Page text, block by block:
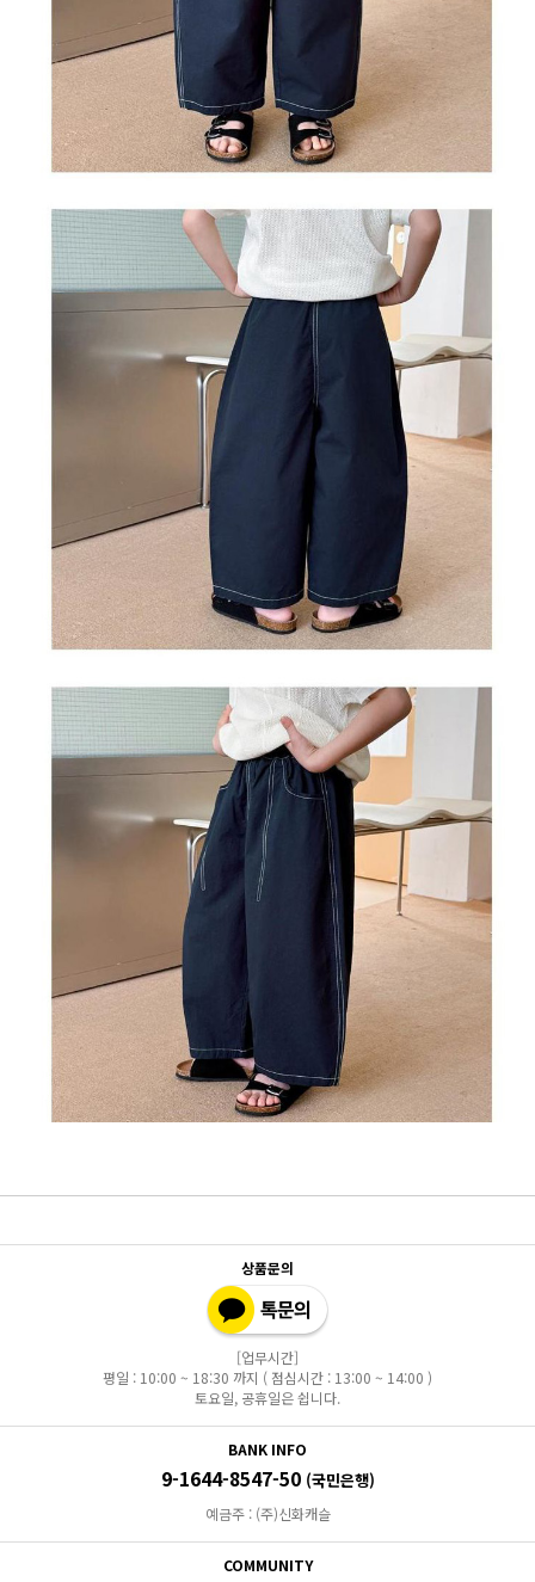
상품문의
[업무시간]
평일 : 10:00 ~ 18:30 까지 ( 점심시간 : 13:00 ~ 14:00 )
토요일, 공휴일은 쉽니다.
BANK INFO
9-1644-8547-50 (국민은행)
예금주 : (주)신화캐슬
COMMUNITY